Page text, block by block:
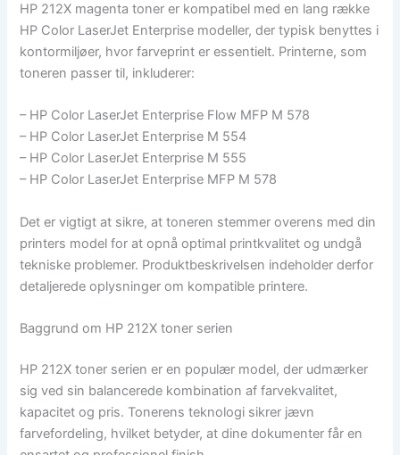
HP 212X magenta toner er kompatibel med en lang række
HP Color LaserJet Enterprise modeller, der typisk benyttes i
kontormiljøer, hvor farveprint er essentielt. Printerne, som
toneren passer til, inkluderer:
– HP Color LaserJet Enterprise Flow MFP M 578
– HP Color LaserJet Enterprise M 554
– HP Color LaserJet Enterprise M 555
– HP Color LaserJet Enterprise MFP M 578
Det er vigtigt at sikre, at toneren stemmer overens med din
printers model for at opnå optimal printkvalitet og undgå
tekniske problemer. Produktbeskrivelsen indeholder derfor
detaljerede oplysninger om kompatible printere.
Baggrund om HP 212X toner serien
HP 212X toner serien er en populær model, der udmærker
sig ved sin balancerede kombination af farvekvalitet,
kapacitet og pris. Tonerens teknologi sikrer jævn
farvefordeling, hvilket betyder, at dine dokumenter får en